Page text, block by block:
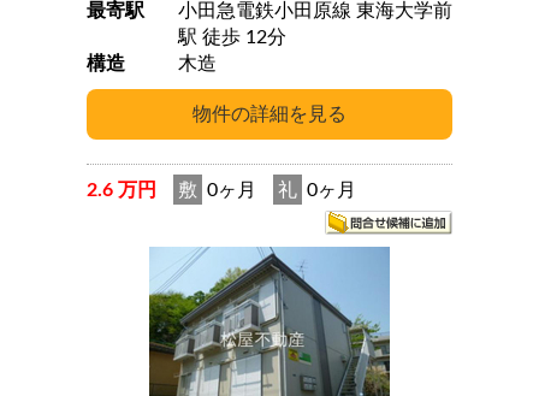
最寄駅
小田急電鉄小田原線 東海大学前
駅 徒歩 12分
構造
木造
2.6 万円 敷 0ヶ月 礼 0ヶ月